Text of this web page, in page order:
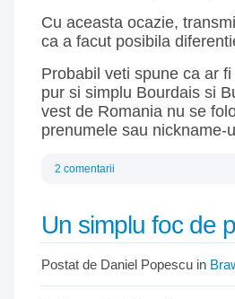
Cu aceasta ocazie,
ca a facut posibila
Probabil veti spune ca ar
pur si simplu Bourdais si
vest de Romania nu se
prenumele sau nickname-
2 comentarii
Un simplu foc de
Postat de Daniel Popescu in